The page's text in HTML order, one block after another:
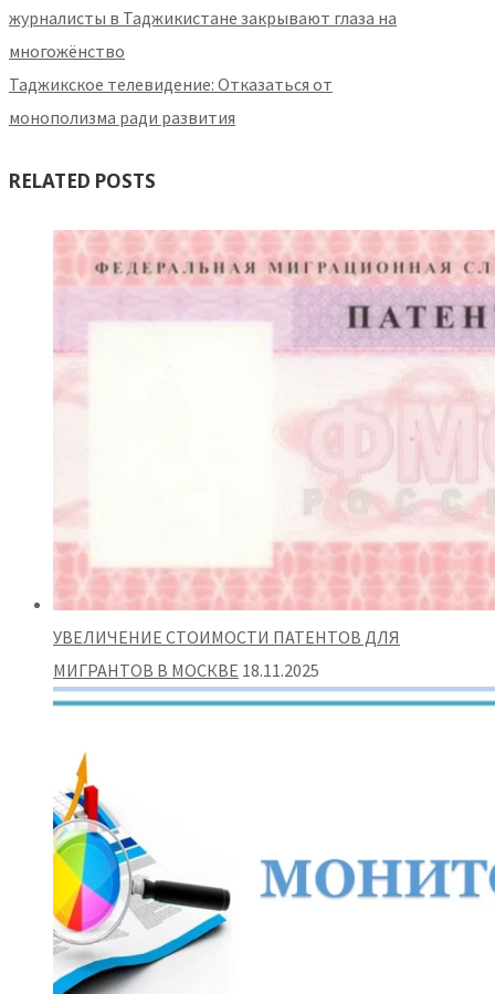
журналисты в Таджикистане закрывают глаза на
многожёнство
Таджикское телевидение: Отказаться от
монополизма ради развития
RELATED POSTS
УВЕЛИЧЕНИЕ СТОИМОСТИ ПАТЕНТОВ ДЛЯ
МИГРАНТОВ В МОСКВЕ 18.11.2025